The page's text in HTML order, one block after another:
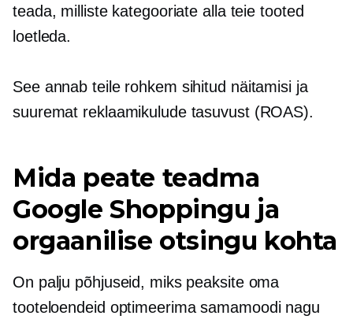
teada, milliste kategooriate alla teie tooted
loetleda.
See annab teile rohkem sihitud näitamisi ja
suuremat reklaamikulude tasuvust (ROAS).
Mida peate teadma
Google Shoppingu ja
orgaanilise otsingu kohta
On palju põhjuseid, miks peaksite oma
tooteloendeid optimeerima samamoodi nagu